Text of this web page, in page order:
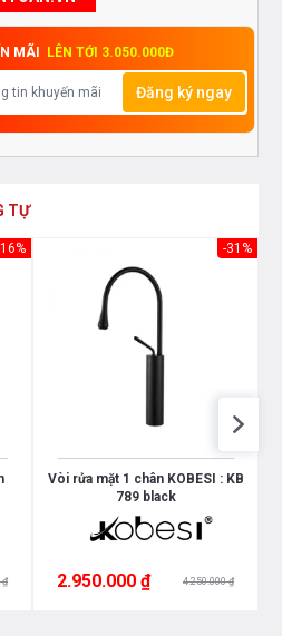
sản phẩm vòi rửa mặt
thiết bị phòng tắm và thiết
liên hệ với chúng tôi theo
- 0912331335hoặc trực
MÃI LÊN TỚI 3.050.000Đ
Đăng ký ngay
TỰ
₫
-31%
Vòi rửa mặt 1 chân KOBESI : KB
789 black
2.950.000 ₫ 4.250.000 ₫